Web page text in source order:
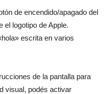
de encendido/apagado del
el logotipo de Apple.
escrita en varios
de la pantalla para
visual, podés activar